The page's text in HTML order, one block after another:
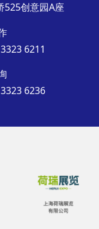
525创意园A座
6211
6236